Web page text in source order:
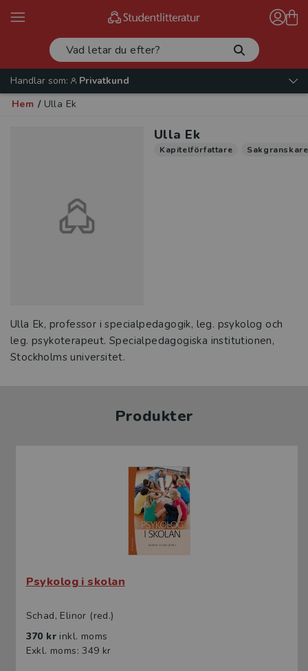
Handlar som:
Privatkund
Hem / Ulla Ek
Ulla Ek
Kapitelförfattare Sakgranskare
Ulla Ek, professor i specialpedagogik, leg. psykolog och
leg. psykoterapeut. Specialpedagogiska institutionen,
Stockholms universitet.
Produkter
Psykolog i skolan
Schad, Elinor (red.)
370 kr inkl. moms
Exkl. moms: 349 kr